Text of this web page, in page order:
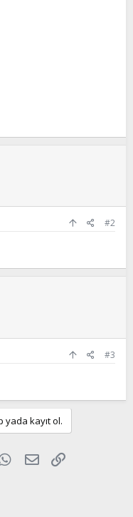
#2
#3
yada kayıt ol.
WhatsApp
E-posta